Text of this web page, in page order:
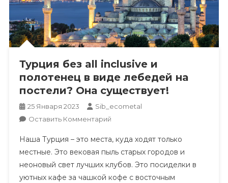
Турция без all inclusive и
полотенец в виде лебедей на
постели? Она существует!
25 Января 2023
Sib_ecometal
Оставить КомментарийК
Без
All
Inclusive
И
Наша Турция – это места, куда ходят только
местные. Это вековая пыль старых городов и
неоновый свет лучших клубов. Это посиделки в
уютных кафе за чашкой кофе с восточным